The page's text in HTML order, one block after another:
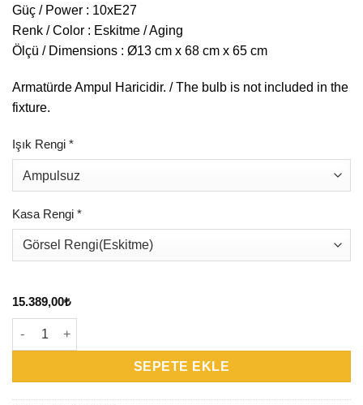
Güç / Power : 10xE27
Renk / Color : Eskitme / Aging
Ölçü / Dimensions : Ø13 cm x 68 cm x 65 cm
Armatürde Ampul Haricidir. / The bulb is not included in the
fixture.
Işık Rengi *
Kasa Rengi *
15.389,00₺
VR1020 – Serpenta Vines Camlı Sarkıt adet
SEPETE EKLE